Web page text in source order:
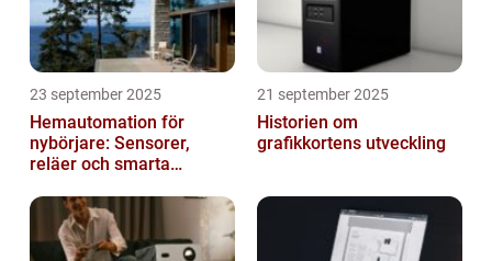
23 september 2025
Hemautomation för
nybörjare: Sensorer,
reläer och smarta
21 september 2025
Historien om
grafikkortens utveckling